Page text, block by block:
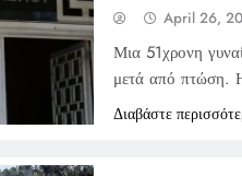
April 26,
Μια 51χρονη
μετά από πτώση. Η
Διαβάστε